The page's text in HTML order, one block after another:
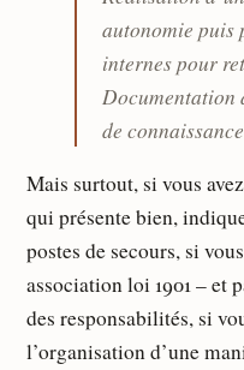
autonomie puis
internes pour
Documentation
de
Mais surtout, si vous
qui présente bien,
postes de secours, si
association loi 1901 – et
des responsabilités, si
l’organisation d’une